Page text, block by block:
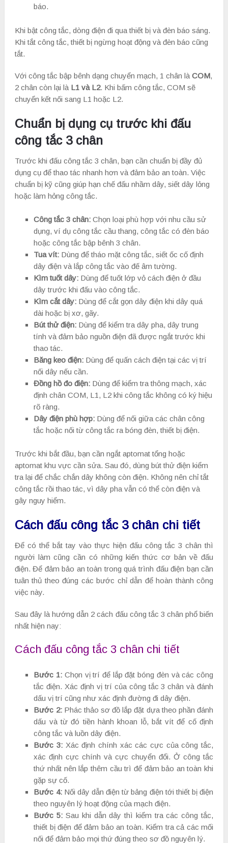
báo.
Khi bật công tắc, dòng điện đi qua thiết bị và đèn báo sáng.
Khi tắt công tắc, thiết bị ngừng hoạt động và đèn báo cũng
tắt.
Với công tắc bập bênh dạng chuyển mạch, 1 chân là COM,
2 chân còn lại là L1 và L2. Khi bấm công tắc, COM sẽ
chuyển kết nối sang L1 hoặc L2.
Chuẩn bị dụng cụ trước khi đấu
công tắc 3 chân
Trước khi đấu công tắc 3 chân, bạn cần chuẩn bị đầy đủ
dụng cụ để thao tác nhanh hơn và đảm bảo an toàn. Việc
chuẩn bị kỹ cũng giúp hạn chế đấu nhầm dây, siết dây lỏng
hoặc làm hỏng công tắc.
Công tắc 3 chân: Chọn loại phù hợp với nhu cầu sử
dụng, ví dụ công tắc cầu thang, công tắc có đèn báo
hoặc công tắc bập bênh 3 chân.
Tua vít: Dùng để tháo mặt công tắc, siết ốc cố định
dây điện và lắp công tắc vào đế âm tường.
Kìm tuốt dây: Dùng để tuốt lớp vỏ cách điện ở đầu
dây trước khi đấu vào công tắc.
Kìm cắt dây: Dùng để cắt gọn dây điện khi dây quá
dài hoặc bị xơ, gãy.
Bút thử điện: Dùng để kiểm tra dây pha, dây trung
tính và đảm bảo nguồn điện đã được ngắt trước khi
thao tác.
Băng keo điện: Dùng để quấn cách điện tại các vị trí
nối dây nếu cần.
Đồng hồ đo điện: Dùng để kiểm tra thông mạch, xác
định chân COM, L1, L2 khi công tắc không có ký hiệu
rõ ràng.
Dây điện phù hợp: Dùng để nối giữa các chân công
tắc hoặc nối từ công tắc ra bóng đèn, thiết bị điện.
Trước khi bắt đầu, bạn cần ngắt aptomat tổng hoặc
aptomat khu vực cần sửa. Sau đó, dùng bút thử điện kiểm
tra lại để chắc chắn dây không còn điện. Không nên chỉ tắt
công tắc rồi thao tác, vì dây pha vẫn có thể còn điện và
gây nguy hiểm.
Cách đấu công tắc 3 chân chi tiết
Để có thể bắt tay vào thực hiện đấu công tắc 3 chân thì
người làm cũng cần có những kiến thức cơ bản về đấu
điện. Để đảm bảo an toàn trong quá trình đấu điện bạn cần
tuân thủ theo đúng các bước chỉ dẫn để hoàn thành công
việc này.
Sau đây là hướng dẫn 2 cách đấu công tắc 3 chân phổ biến
nhất hiện nay:
Cách đấu công tắc 3 chân chi tiết
Bước 1: Chọn vị trí để lắp đặt bóng đèn và các công
tắc điện. Xác định vị trí của công tắc 3 chân và đánh
dấu vị trí cũng như xác định đường đi dây điện.
Bước 2:Phác thảo sơ đồ lắp đặt dựa theo phần đánh
dấu và từ đó tiền hành khoan lỗ, bắt vít để cố định
công tắc và luồn dây điện.
Bước 3: Xác định chính xác các cực của công tắc,
xác định cực chính và cực chuyển đổi. Ở công tắc
thứ nhất nên lắp thêm cầu trì để đảm bảo an toàn khi
gặp sự cố.
Bước 4:Nối dây dẫn điện từ bảng điện tới thiết bị điện
theo nguyên lý hoạt động của mạch điện.
Bước 5: Sau khi dẫn dây thì kiểm tra các công tắc,
thiết bị điện để đảm bảo an toàn. Kiểm tra cả các mối
nối để đảm bảo mọi thứ đúng theo sơ đồ nguyên lý.